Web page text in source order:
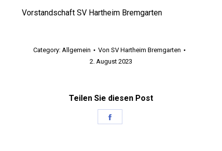
Vorstandschaft SV Hartheim Bremgarten
Category:Allgemein VonSV Hartheim Bremgarten
2. August 2023
Teilen Sie diesen Post